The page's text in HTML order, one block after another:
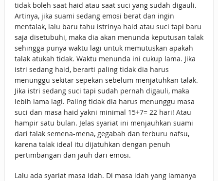
tidak boleh saat haid atau saat suci yang sudah digauli.
Artinya, jika suami sedang emosi berat dan ingin
mentalak, lalu baru tahu istrinya haid atau suci tapi baru
saja disetubuhi, maka dia akan menunda keputusan talak
sehingga punya waktu lagi untuk memutuskan apakah
talak atukah tidak. Waktu menunda ini cukup lama. Jika
istri sedang haid, berarti paling tidak dia harus
menunggu sekitar sepekan sebelum menjatuhkan talak.
Jika istri sedang suci tapi sudah pernah digauli, maka
lebih lama lagi. Paling tidak dia harus menunggu masa
suci dan masa haid yakni minimal 15+7= 22 hari! Atau
hampir satu bulan. Jelas syariat ini menjauhkan suami
dari talak semena-mena, gegabah dan terburu nafsu,
karena talak ideal itu dijatuhkan dengan penuh
pertimbangan dan jauh dari emosi.
Lalu ada syariat masa idah. Di masa idah yang lamanya